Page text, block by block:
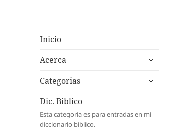
Inicio
Acerca
expande
menú
Categorias
expande
inferior
Dic. Biblico
Esta categoría es para entradas en mi
diccionario bíblico.